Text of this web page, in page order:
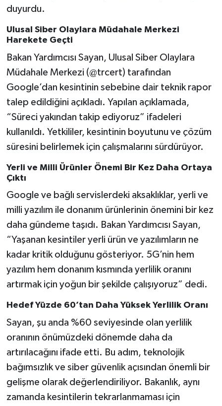
duyurdu.
Ulusal Siber Olaylara Müdahale Merkezi
Harekete Geçti
Bakan Yardımcısı Sayan, Ulusal Siber Olaylara
Müdahale Merkezi (@trcert) tarafından
Google’dan kesintinin sebebine dair teknik rapor
talep edildiğini açıkladı. Yapılan açıklamada,
“Süreci yakından takip ediyoruz” ifadeleri
kullanıldı. Yetkililer, kesintinin boyutunu ve çözüm
süresini belirlemek için çalışmalarını sürdürüyor.
Yerli ve Milli Ürünler Önemi Bir Kez Daha Ortaya
Çıktı
Google ve bağlı servislerdeki aksaklıklar, yerli ve
milli yazılım ile donanım ürünlerinin önemini bir kez
daha gündeme taşıdı. Bakan Yardımcısı Sayan,
“Yaşanan kesintiler yerli ürün ve yazılımların ne
kadar kritik olduğunu gösteriyor. 5G’nin hem
yazılım hem donanım kısmında yerlilik oranını
artırmak için yoğun bir şekilde çalışıyoruz” dedi.
Hedef Yüzde 60’tan Daha Yüksek Yerlilik Oranı
Sayan, şu anda %60 seviyesinde olan yerlilik
oranının önümüzdeki dönemde daha da
artırılacağını ifade etti. Bu adım, teknolojik
bağımsızlık ve siber güvenlik açısından önemli bir
gelişme olarak değerlendiriliyor. Bakanlık, aynı
zamanda kesintilerin tekrarlanmaması için